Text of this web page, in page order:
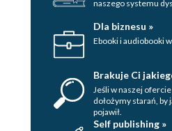
naszego systemu
Dla biznesu »
Ebooki i audiobooki
Brakuje Ci
Jeśli w naszej
dołożymy starań, by
pojawił.
Self publishing »